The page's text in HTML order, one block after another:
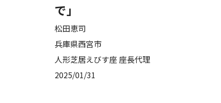
で」
松田恵司
兵庫県西宮市
人形芝居えびす座 座長代理
2025/01/31